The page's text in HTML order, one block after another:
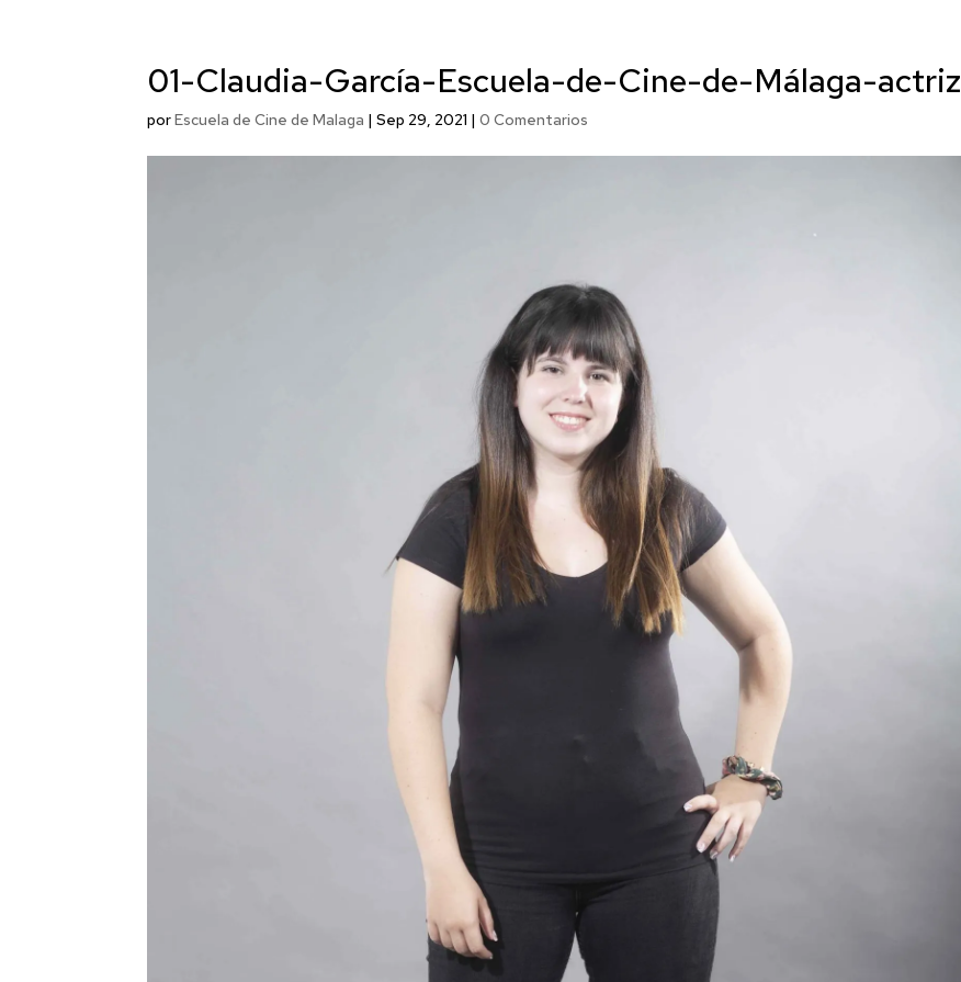
01-Claudia-García-Escuela-de-Cine-de-Málaga-actriz
porEscuela de Cine de Malaga |Sep 29, 2021 |0 Comentarios